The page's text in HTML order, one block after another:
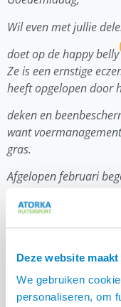
Deze website
We gebruiken
personaliseren, om
Wil even met jullie
doet op de happy belly
Ze is een ernstige
heeft opgelopen door
deken en
want
gras.
Afgelopen februari
begonnen zijn met de
Naast de solid
Het ging zo goed dat
Maar gisteren voor